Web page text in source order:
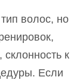
волос, но
к
Если